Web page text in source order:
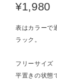
¥1,980
表はカラーで
ラック。
フリーサイズ
平置きの状態